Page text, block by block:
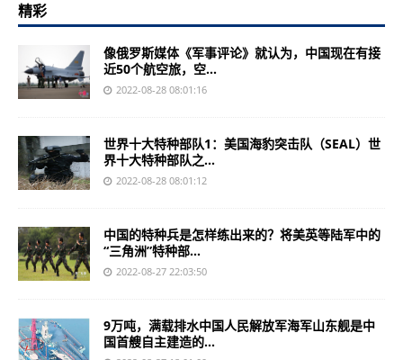
精彩
像俄罗斯媒体《军事评论》就认为，中国现在有接
近50个航空旅，空...
2022-08-28 08:01:16
世界十大特种部队1：美国海豹突击队（SEAL）世
界十大特种部队之...
2022-08-28 08:01:12
中国的特种兵是怎样练出来的？将美英等陆军中的
“三角洲”特种部...
2022-08-27 22:03:50
9万吨，满载排水中国人民解放军海军山东舰是中
国首艘自主建造的...